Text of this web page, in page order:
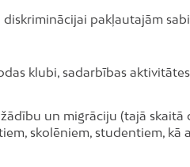
pakļautajām
klubi, sadarbības
un migrāciju (tajā
skolēniem, studentiem, kā